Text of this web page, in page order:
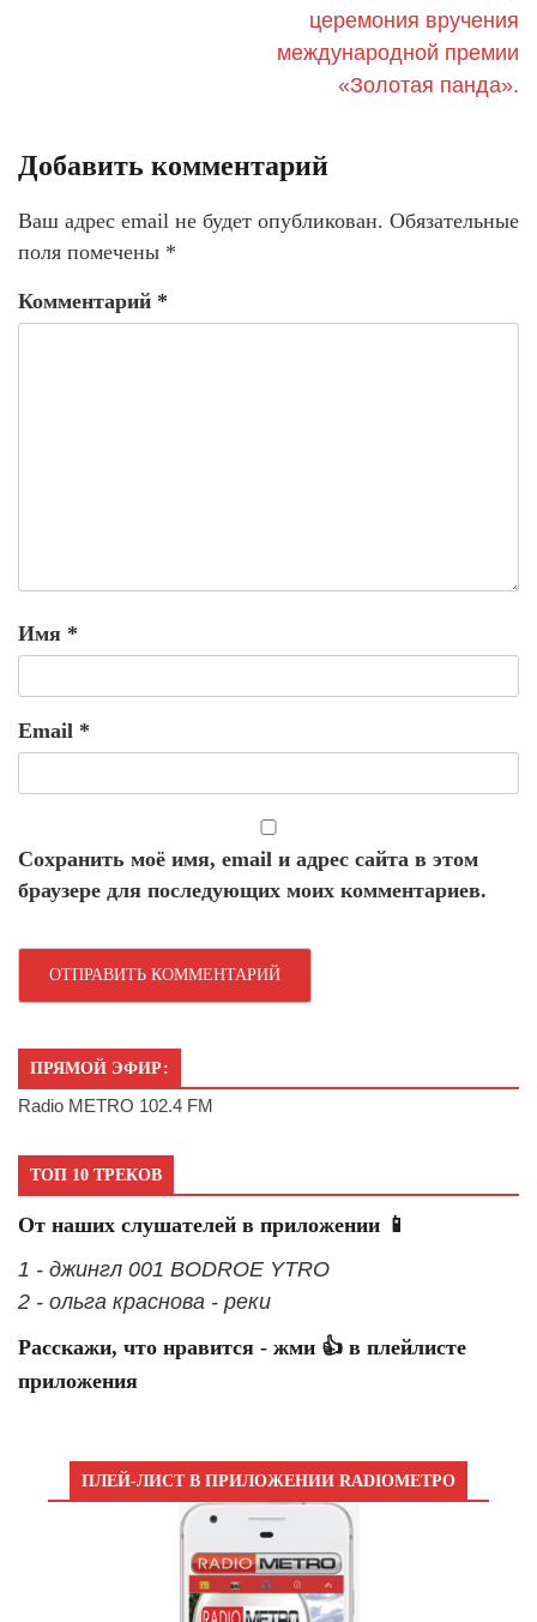
церемония вручения
международной премии
«Золотая панда».
Добавить комментарий
Ваш адрес email не будет опубликован. Обязательные
поля помечены *
Комментарий *
Имя *
Email *
Сохранить моё имя, email и адрес сайта в этом
браузере для последующих моих комментариев.
ПРЯМОЙ ЭФИР:
Radio METRO 102.4 FM
ТОП 10 ТРЕКОВ
От наших слушателей в приложении 📱
1 - джингл 001 BODROE YTRO
2 - ольга краснова - реки
Расскажи, что нравится - жми 👍 в плейлисте
приложения
ПЛЕЙ-ЛИСТ В ПРИЛОЖЕНИИ RADIOМЕТРО